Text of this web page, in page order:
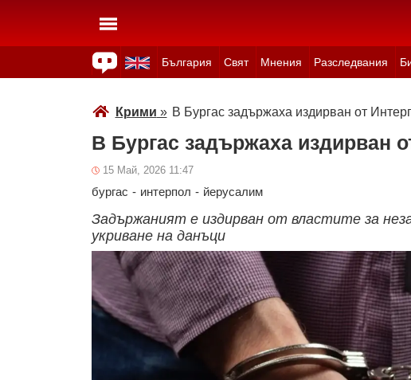
България Свят Мнения Разследвания
Крими » В Бургас задържаха издирван от
В Бургас задържаха издирван
15 Май, 2026 11:47
бургас - интерпол - йерусалим
Задържаният е издирван от властите за
укриване на данъци